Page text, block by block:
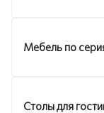
Мебель по
Столы для